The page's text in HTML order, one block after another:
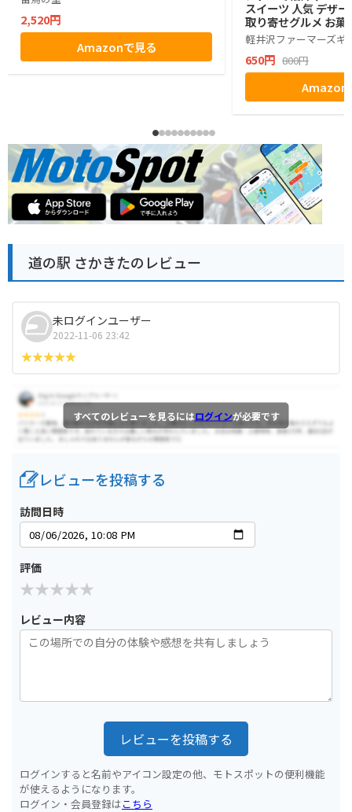
2,520円
Amazonで見る
スイーツ 人気 デザ
取り寄せグルメ お菓
グミ ぶどう シャイ
ゼント ギフト お土
小分け ばらまき バ
生活 ハロウィン 母
お返し かわいい き
マーズギフト
軽井沢ファーマーズギ
650円 800円
Amazon
道の駅 さかきたのレビュー
未ログインユーザー
2022-11-06 23:42
すべてのレビューを見るにはログインが必要です
レビューを投稿する
訪問日時
評価
レビュー内容
レビューを投稿する
ログインすると名前やアイコン設定の他、モトスポットの便利機能
が使えるようになります。
ログイン・会員登録はこちら